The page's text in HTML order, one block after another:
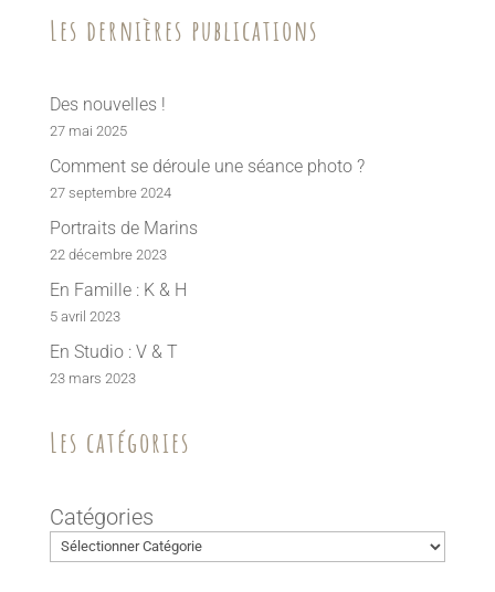
Les dernières publications
Des nouvelles !
27 mai 2025
Comment se déroule une séance photo ?
27 septembre 2024
Portraits de Marins
22 décembre 2023
En Famille : K & H
5 avril 2023
En Studio : V & T
23 mars 2023
Les catégories
Catégories